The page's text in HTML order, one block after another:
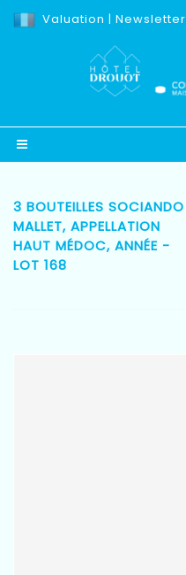
Valuation | Newsletter
3 BOUTEILLES SOCIANDO
MALLET, APPELLATION
HAUT MÉDOC, ANNÉE -
LOT 168